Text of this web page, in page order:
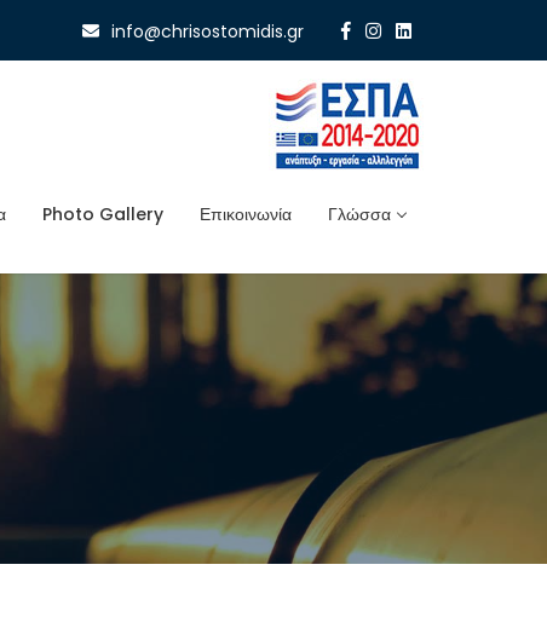
info@chrisostomidis.gr
Photo Gallery Επικοινωνία Γλώσσα